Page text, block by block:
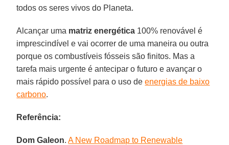
todos os seres vivos do Planeta.
Alcançar uma matriz energética 100% renovável é
imprescindível e vai ocorrer de uma maneira ou outra
porque os combustíveis fósseis são finitos. Mas a
tarefa mais urgente é antecipar o futuro e avançar o
mais rápido possível para o uso deenergias de baixo
carbono.
Referência:
Dom Galeon.A New Roadmap to Renewable